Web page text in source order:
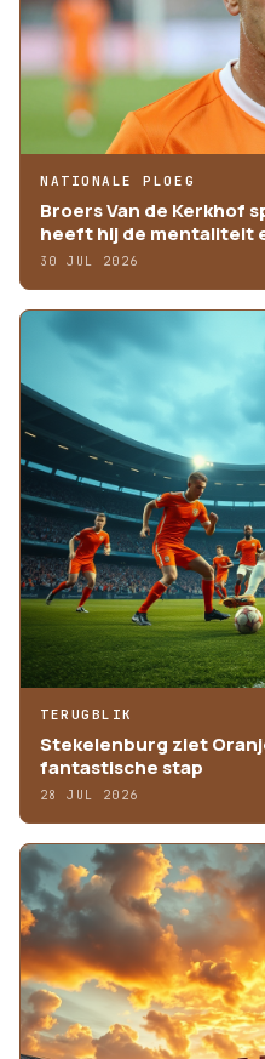
NATIONALE PLOEG
Broers Van de Kerkhof
heeft hij de mentaliteit
30 JUL 2026
TERUGBLIK
Stekelenburg ziet
fantastische stap
28 JUL 2026